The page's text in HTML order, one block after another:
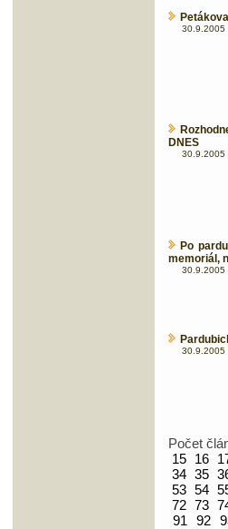
30.9.2005
DNES
30.9.2005
Po
memoriál,
30.9.2005
30.9.2005
Počet
15 16
34 35
53 54
72 73
91
92